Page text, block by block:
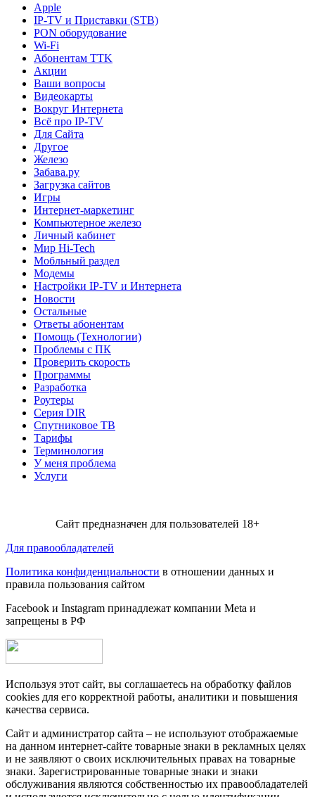
Apple
IP-TV и Приставки (STB)
PON оборудование
Wi-Fi
Абонентам TTK
Акции
Ваши вопросы
Видеокарты
Вокруг Интернета
Всё про IP-TV
Для Сайта
Другое
Железо
Забава.ру
Загрузка сайтов
Игры
Интернет-маркетинг
Компьютерное железо
Личный кабинет
Мир Hi-Tech
Мобльный раздел
Модемы
Настройки IP-TV и Интернета
Новости
Остальные
Ответы абонентам
Помощь (Технологии)
Проблемы с ПК
Проверить скорость
Программы
Разработка
Роутеры
Серия DIR
Спутниковое ТВ
Тарифы
Терминология
У меня проблема
Услуги
Сайт предназначен для пользователей 18+
Для правообладателей
Политика конфиденциальности в отношении данных и
правила пользования сайтом
Facebook и Instagram принадлежат компании Metа и
запрещены в РФ
Используя этот сайт, вы соглашаетесь на обработку файлов
cookies для его корректной работы, аналитики и повышения
качества сервиса.
Сайт и администратор сайта – не используют отображаемые
на данном интернет-сайте товарные знаки в рекламных целях
и не заявляют о своих исключительных правах на товарные
знаки. Зарегистрированные товарные знаки и знаки
обслуживания являются собственностью их правообладателей